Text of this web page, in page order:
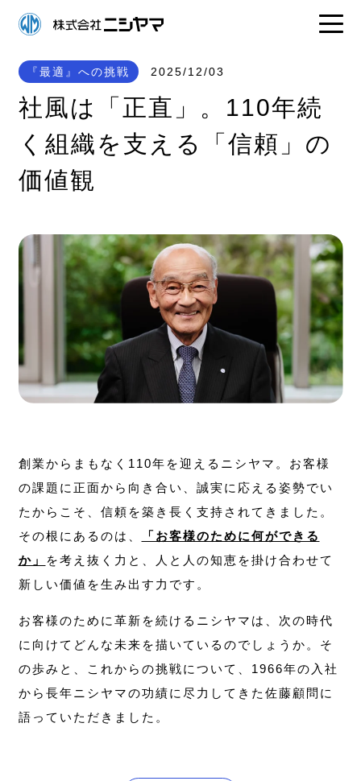
『最適』への挑戦 2025/12/03
社風は「正直」。110年続
く組織を支える「信頼」の
価値観
創業からまもなく110年を迎えるニシヤマ。お客様
の課題に正面から向き合い、誠実に応える姿勢でい
たからこそ、信頼を築き長く支持されてきました。
その根にあるのは、
「お客様のために何ができる
か」
を考え抜く力と、人と人の知恵を掛け合わせて
新しい価値を生み出す力です。
お客様のために革新を続けるニシヤマは、次の時代
に向けてどんな未来を描いているのでしょうか。そ
の歩みと、これからの挑戦について、1966年の入社
から長年ニシヤマの功績に尽力してきた佐藤顧問に
語っていただきました。